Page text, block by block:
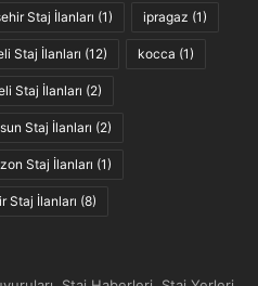
Staj İlanları (1) ipragaz (1)
Staj İlanları (12) kocca (1)
Staj İlanları (2)
Staj İlanları (2)
Staj İlanları (1)
Staj İlanları (8)